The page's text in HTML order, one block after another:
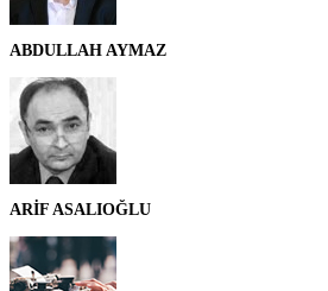
ABDULLAH AYMAZ
ARİF ASALIOĞLU